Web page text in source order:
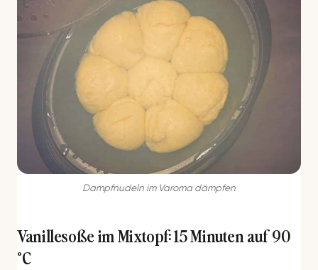
Dampfnudeln im Varoma dämpfen
Vanillesoße im Mixtopf: 15 Minuten auf 90
°C